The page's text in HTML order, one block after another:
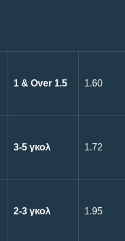
1 & Over 1.5 1.60
3-5 γκολ 1.72
2-3 γκολ 1.95